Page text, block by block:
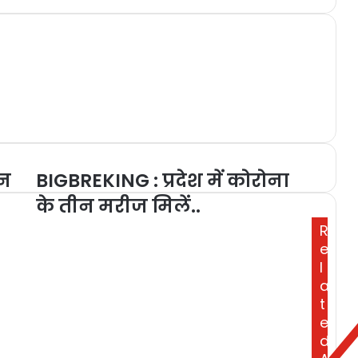
BIGBREKING : प्रदेश में कोरोना
के तीन मरीज मिलें..
R
e
l
a
t
e
d